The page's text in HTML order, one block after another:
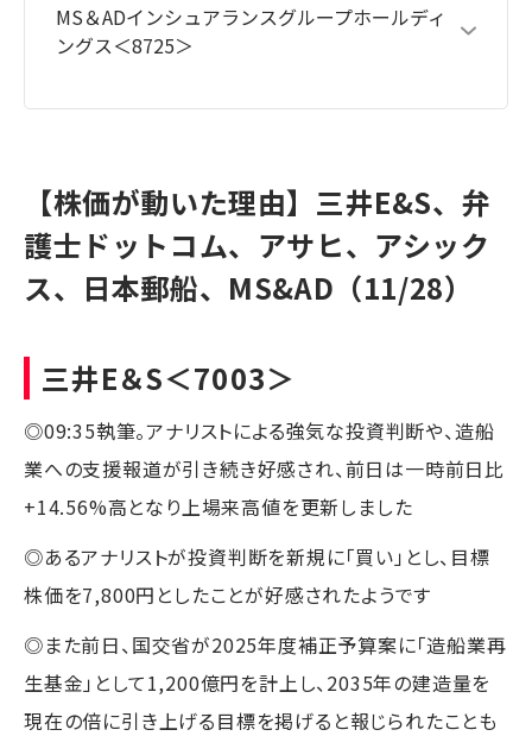
MS＆ADインシュアランスグループホールディ
ングス＜8725＞
【株価が動いた理由】三井E&S、弁
護士ドットコム、アサヒ、アシック
ス、日本郵船、MS&AD（11/28）
三井E＆S＜7003＞
◎09:35執筆。アナリストによる強気な投資判断や、造船
業への支援報道が引き続き好感され、前日は一時前日比
+14.56%高となり上場来高値を更新しました
◎あるアナリストが投資判断を新規に「買い」とし、目標
株価を7,800円としたことが好感されたようです
◎また前日、国交省が2025年度補正予算案に「造船業再
生基金」として1,200億円を計上し、2035年の建造量を
現在の倍に引き上げる目標を掲げると報じられたことも